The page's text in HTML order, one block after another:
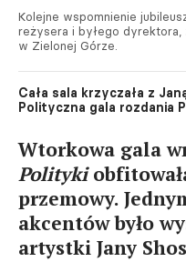
Kolejne wspomnienie
reżysera i byłego dyrektora,
w Zielonej Górze.
Cała sala krzyczała z
Polityczna gala rozdania
Wtorkowa gala
Polityki
przemowy.
akcentów było
artystki Jany